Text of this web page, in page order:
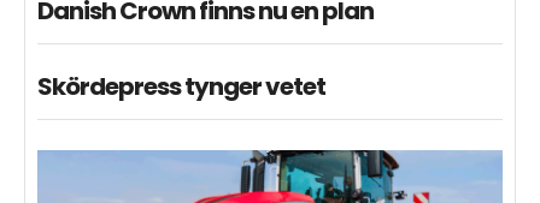
Danish Crown finns nu en plan
Skördepress tynger vetet